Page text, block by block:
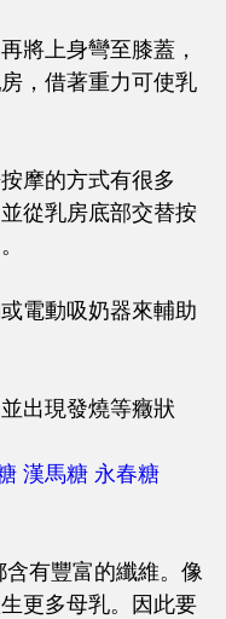
將上身彎至膝蓋，
，借著重力可使乳
摩的方式有很多
從乳房底部交替按
電動吸奶器來輔助
出現發燒等癥狀
漢馬糖 永春糖
有豐富的纖維。像
更多母乳。因此要